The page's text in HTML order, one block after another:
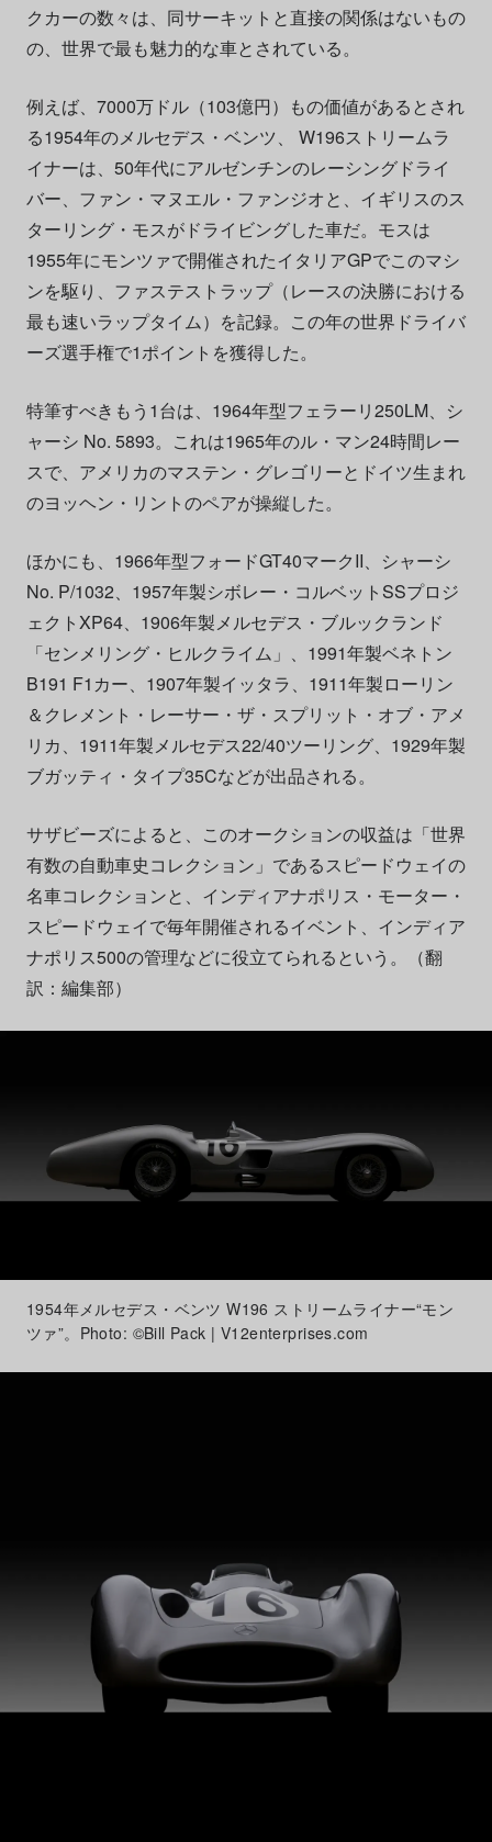
クカーの数々は、同サーキットと直接の関係はないもの
の、世界で最も魅力的な車とされている。
例えば、7000万ドル（103億円）もの価値があるとされ
る1954年のメルセデス・ベンツ、 W196ストリームラ
イナーは、50年代にアルゼンチンのレーシングドライ
バー、ファン・マヌエル・ファンジオと、イギリスのス
ターリング・モスがドライビングした車だ。モスは
1955年にモンツァで開催されたイタリアGPでこのマシ
ンを駆り、ファステストラップ（レースの決勝における
最も速いラップタイム）を記録。この年の世界ドライバ
ーズ選手権で1ポイントを獲得した。
特筆すべきもう1台は、1964年型フェラーリ250LM、シ
ャーシ No. 5893。これは1965年のル・マン24時間レー
スで、アメリカのマステン・グレゴリーとドイツ生まれ
のヨッヘン・リントのペアが操縦した。
ほかにも、1966年型フォードGT40マークII、シャーシ
No. P/1032、1957年製シボレー・コルベットSSプロジ
ェクトXP64、1906年製メルセデス・ブルックランド
「センメリング・ヒルクライム」、1991年製ベネトン
B191 F1カー、1907年製イッタラ、1911年製ローリン
＆クレメント・レーサー・ザ・スプリット・オブ・アメ
リカ、1911年製メルセデス22/40ツーリング、1929年製
ブガッティ・タイプ35Cなどが出品される。
サザビーズによると、このオークションの収益は「世界
有数の自動車史コレクション」であるスピードウェイの
名車コレクションと、インディアナポリス・モーター・
スピードウェイで毎年開催されるイベント、インディア
ナポリス500の管理などに役立てられるという。（翻
訳：編集部）
1954年メルセデス・ベンツ W196 ストリームライナー“モン
ツァ”。Photo: ©Bill Pack | V12enterprises.com